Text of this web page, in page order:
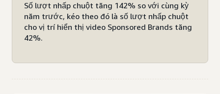
Số lượt nhấp chuột tăng 142% so với cùng kỳ
năm trước, kéo theo đó là số lượt nhấp chuột
cho vị trí hiển thị video Sponsored Brands tăng
42%.